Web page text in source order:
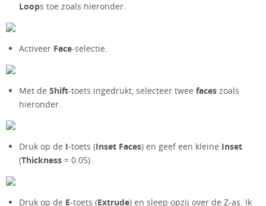
Loops toe zoals hieronder.
Activeer Face-selectie.
Met deShift-toets ingedrukt, selecteer tweefaces zoals
hieronder.
Druk op de I-toets (Inset Faces) en geef een kleine Inset
(Thickness = 0.05).
Druk op de E-toets (Extrude) en sleep opzij over de Z-as. Ik